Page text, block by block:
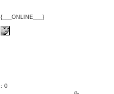
{___ONLINE___}
: 0